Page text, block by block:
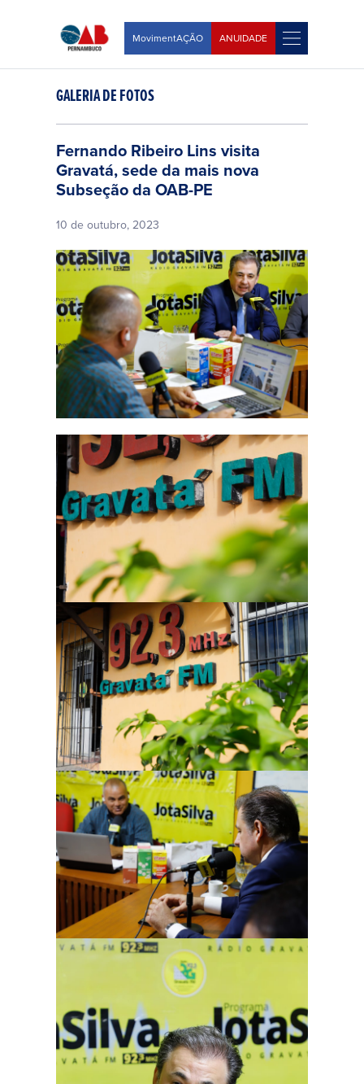
MovimentAÇÃO ANUIDADE
GALERIA DE FOTOS
Fernando Ribeiro Lins visita
Gravatá, sede da mais nova
Subseção da OAB-PE
10 de outubro, 2023